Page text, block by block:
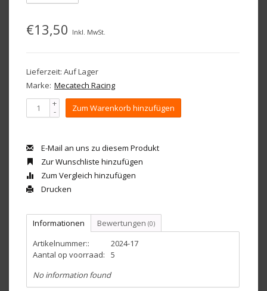
€13,50 Inkl. MwSt.
Lieferzeit: Auf Lager
Marke: Mecatech Racing
+
- Zum Warenkorb hinzufügen
E-Mail an uns zu diesem Produkt
Zur Wunschliste hinzufügen
Zum Vergleich hinzufügen
Drucken
Informationen Bewertungen (0)
Artikelnummer::
2024-17
Aantal op voorraad:
5
No information found